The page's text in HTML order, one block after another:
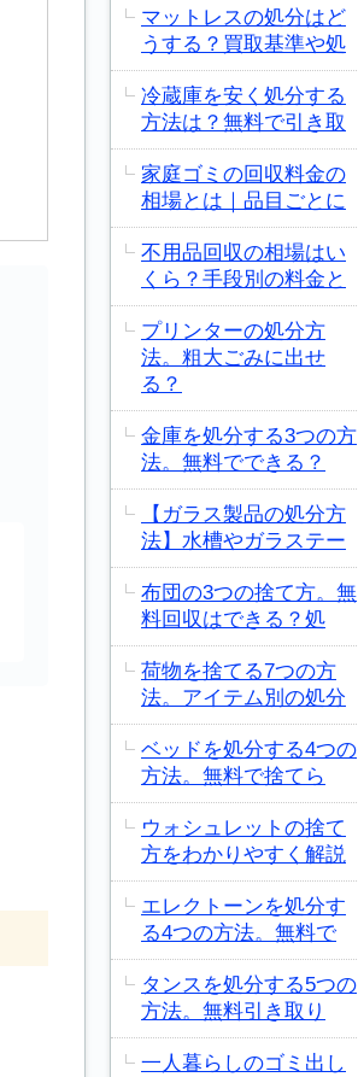
マットレスの処分はど
うする？買取基準や処
冷蔵庫を安く処分する
方法は？無料で引き取
家庭ゴミの回収料金の
相場とは｜品目ごとに
不用品回収の相場はい
くら？手段別の料金と
プリンターの処分方
法。粗大ごみに出せ
る？
金庫を処分する3つの方
法。無料でできる？
【ガラス製品の処分方
法】水槽やガラステー
布団の3つの捨て方。無
料回収はできる？処
荷物を捨てる7つの方
法。アイテム別の処分
ベッドを処分する4つの
方法。無料で捨てら
ウォシュレットの捨て
方をわかりやすく解説
エレクトーンを処分す
る4つの方法。無料で
タンスを処分する5つの
方法。無料引き取り
一人暮らしのゴミ出し